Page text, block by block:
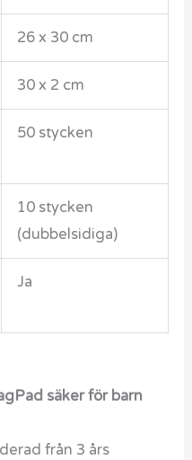
26 x 30 cm
30 x 2 cm
50 stycken
10 stycken
(dubbelsidiga)
Ja
säker för barn
från 3 års